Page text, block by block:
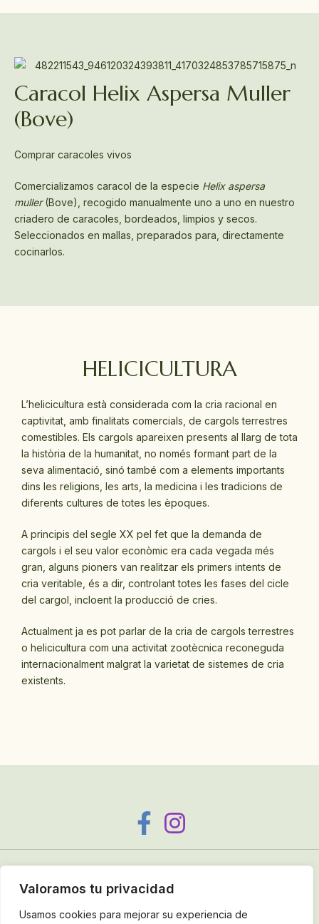
Valoramos tu privacidad
Usamos cookies para mejorar su experiencia de
Caracol Helix Aspersa Muller
(Bove)
Comprar caracoles vivos
Comercializamos caracol de la especie Helix aspersa
muller(Bove), recogido manualmente uno a uno en nuestro
criadero de caracoles, bordeados, limpios y secos.
Seleccionados en mallas, preparados para, directamente
cocinarlos.
HELICICULTURA
L’helicicultura està considerada com la cria racional en
captivitat, amb finalitats comercials, de cargols terrestres
comestibles. Els cargols apareixen presents al llarg de tota
la història de la humanitat, no només formant part de la
seva alimentació, sinó també com a elements importants
dins les religions, les arts, la medicina i les tradicions de
diferents cultures de totes les èpoques.
A principis del segle XX pel fet que la demanda de
cargols i el seu valor econòmic era cada vegada més
gran, alguns pioners van realitzar els primers intents de
cria veritable, és a dir, controlant totes les fases del cicle
del cargol, incloent la producció de cries.
Actualment ja es pot parlar de la cria de cargols terrestres
o helicicultura com una activitat zootècnica reconeguda
internacionalment malgrat la varietat de sistemes de cria
existents.
Política de venta, cancelación/devolución